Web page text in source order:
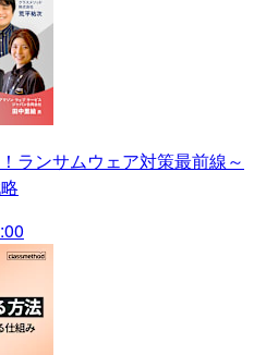
ランサムウェア対策最前線～